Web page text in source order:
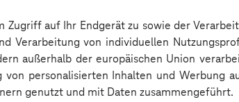
auf Ihr Endgerät zu sowie der
Verarbeitung von individuellen
außerhalb der europäischen Union
personalisierten Inhalten und Werbung
genutzt und mit Daten zusammengeführt.
Kreis Bergstraße